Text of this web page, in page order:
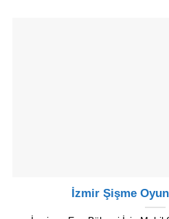
İzmir Şişme